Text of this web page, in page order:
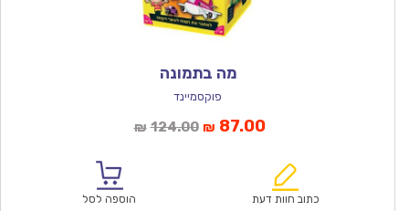
מה בתמונה
פוקסמיינד
₪ 124.00המחיר
₪124.00.
₪ 87.00המחיר
הוא:
כתוב חוות דעת הוספה לסל